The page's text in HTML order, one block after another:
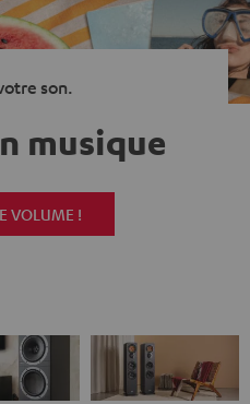
son.
musique
VOLUME !